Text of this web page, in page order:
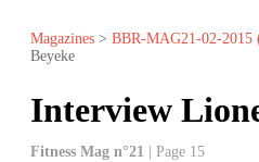
Magazines > BBR-MAG21-02-2015
Beyeke
Interview
Fitness Mag n°21 | Page 15